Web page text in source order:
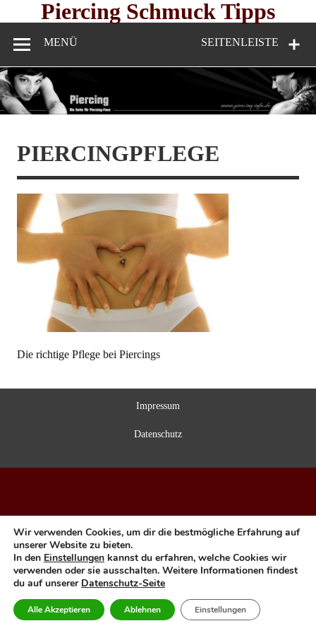
Piercing Schmuck Tipps
SEITENLEISTE
MENÜ
PIERCINGPFLEGE
Die richtige Pflege bei Piercings
Impressum
Datenschutz
Wir verwenden Cookies, um dir die bestmögliche Erfahrung auf
unserer Website zu bieten.
In den Einstellungen kannst du erfahren, welche Cookies wir
verwenden oder sie ausschalten. Weitere Informationen findest
du auf unserer Datenschutz-Seite
Alle Akzeptieren Ablehnen Einstellungen